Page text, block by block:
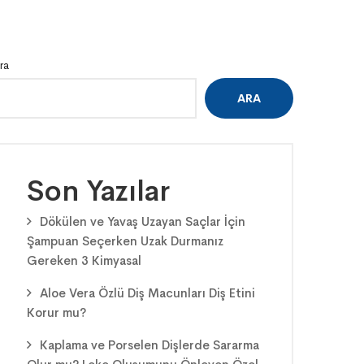
ARA
Son Yazılar
Dökülen ve Yavaş Uzayan Saçlar İçin
Şampuan Seçerken Uzak Durmanız
Gereken 3 Kimyasal
Aloe Vera Özlü Diş Macunları Diş Etini
Korur mu?
Kaplama ve Porselen Dişlerde Sararma